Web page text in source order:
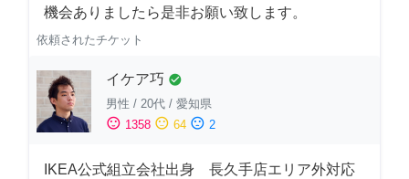
機会ありましたら是非お願い致します。
依頼されたチケット
イケア巧 check_circle
男性 / 20代 / 愛知県
sentiment_satisfied 1358 sentiment_neutral 64 sentiment_dissatisfied 2
IKEA公式組立会社出身 長久手店エリア外対応